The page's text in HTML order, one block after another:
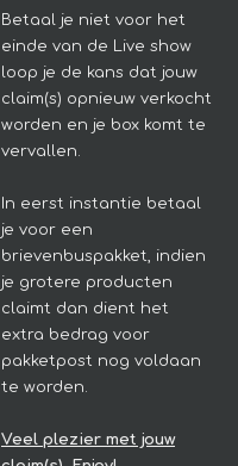
Betaal je niet voor het
einde van de Live show
loop je de kans dat jouw
claim(s) opnieuw verkocht
worden en je box komt te
vervallen.
In eerst instantie betaal
je voor een
brievenbuspakket, indien
je grotere producten
claimt dan dient het
extra bedrag voor
pakketpost nog voldaan
te worden.
Veel plezier met jouw